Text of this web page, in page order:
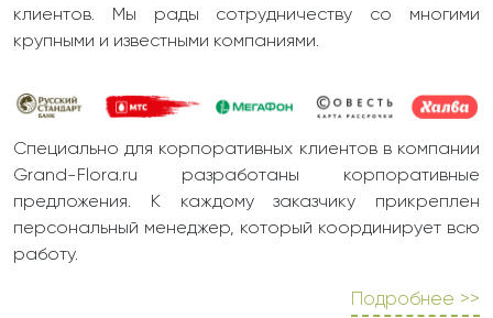
клиентов. Мы рады сотрудничеству со многими
крупными и известными компаниями.
Специально для корпоративных клиентов в компании
Grand-Flora.ru разработаны корпоративные
предложения. К каждому заказчику прикреплен
персональный менеджер, который координирует всю
работу.
Подробнее >>